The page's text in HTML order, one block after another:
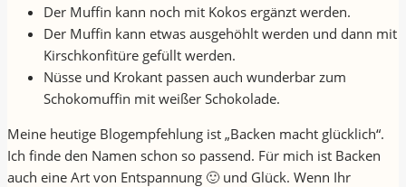
Der Muffin kann noch mit Kokos ergänzt werden.
Der Muffin kann etwas ausgehöhlt werden und dann mit
Kirschkonfitüre gefüllt werden.
Nüsse und Krokant passen auch wunderbar zum
Schokomuffin mit weißer Schokolade.
Meine heutige Blogempfehlung ist „Backen macht glücklich“.
Ich finde den Namen schon so passend. Für mich ist Backen
auch eine Art von Entspannung 🙂 und Glück. Wenn Ihr